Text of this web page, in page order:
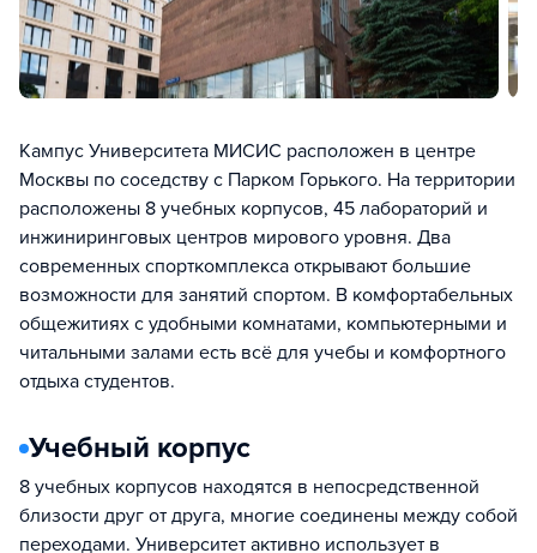
Кампус Университета МИСИС расположен в центре
Москвы по соседству с Парком Горького. На территории
расположены 8 учебных корпусов, 45 лабораторий и
инжиниринговых центров мирового уровня. Два
современных спорткомплекса открывают большие
возможности для занятий спортом. В комфортабельных
общежитиях с удобными комнатами, компьютерными и
читальными залами есть всё для учебы и комфортного
отдыха студентов.
Учебный корпус
8 учебных корпусов находятся в непосредственной
близости друг от друга, многие соединены между собой
переходами. Университет активно использует в